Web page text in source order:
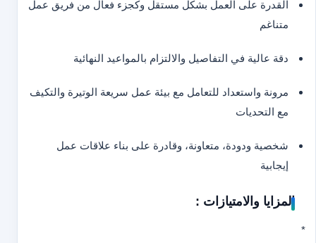
القدرة على العمل بشكل مستقل وكجزء فعال من فريق عمل
متناغم
دقة عالية في التفاصيل والالتزام بالمواعيد النهائية
مرونة واستعداد للتعامل مع بيئة عمل سريعة الوتيرة والتكيف
مع التحديات
شخصية ودودة، متعاونة، وقادرة على بناء علاقات عمل
إيجابية
المزايا والامتيازات :
*